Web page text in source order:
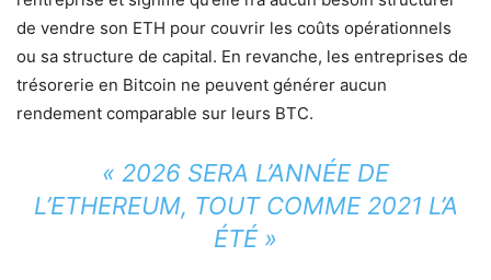
de vendre son ETH pour couvrir les coûts opérationnels
ou sa structure de capital. En revanche, les entreprises de
trésorerie en Bitcoin ne peuvent générer aucun
rendement comparable sur leurs BTC.
« 2026 SERA L’ANNÉE DE
L’ETHEREUM, TOUT COMME 2021 L’A
ÉTÉ »